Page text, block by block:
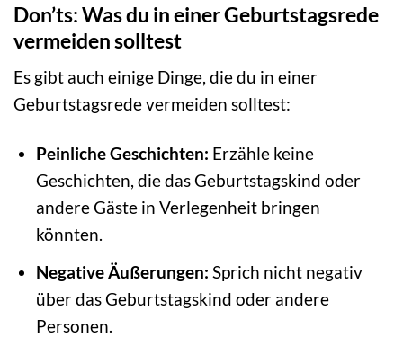
Don’ts: Was du in einer Geburtstagsrede
vermeiden solltest
Es gibt auch einige Dinge, die du in einer
Geburtstagsrede vermeiden solltest:
Peinliche Geschichten: Erzähle keine
Geschichten, die das Geburtstagskind oder
andere Gäste in Verlegenheit bringen
könnten.
Negative Äußerungen: Sprich nicht negativ
über das Geburtstagskind oder andere
Personen.